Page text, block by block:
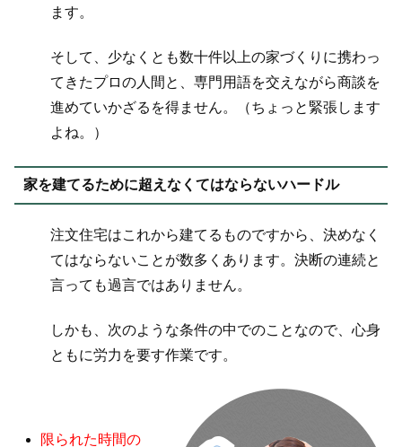
ます。
そして、少なくとも数十件以上の家づくりに携わっ
てきたプロの人間と、専門用語を交えながら商談を
進めていかざるを得ません。（ちょっと緊張します
よね。）
家を建てるために超えなくてはならないハードル
注文住宅はこれから建てるものですから、決めなく
てはならないことが数多くあります。決断の連続と
言っても過言ではありません。
しかも、次のような条件の中でのことなので、心身
ともに労力を要す作業です。
限られた時間の